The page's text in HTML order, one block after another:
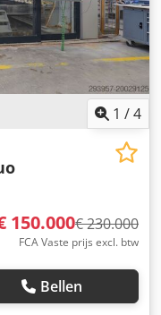
1 /4
150.000€ 230.000
FCA Vaste prijs excl. btw
Bellen